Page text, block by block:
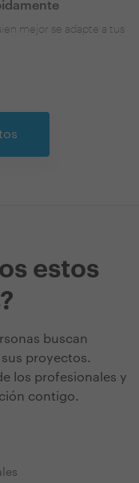
mejor se adapte a tus
estos
buscan
proyectos.
los profesionales y
contigo.